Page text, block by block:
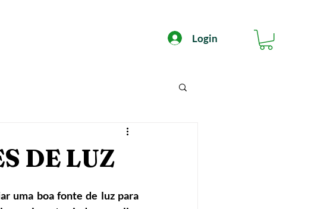
Login
DE LUZ
uma boa fonte de luz para